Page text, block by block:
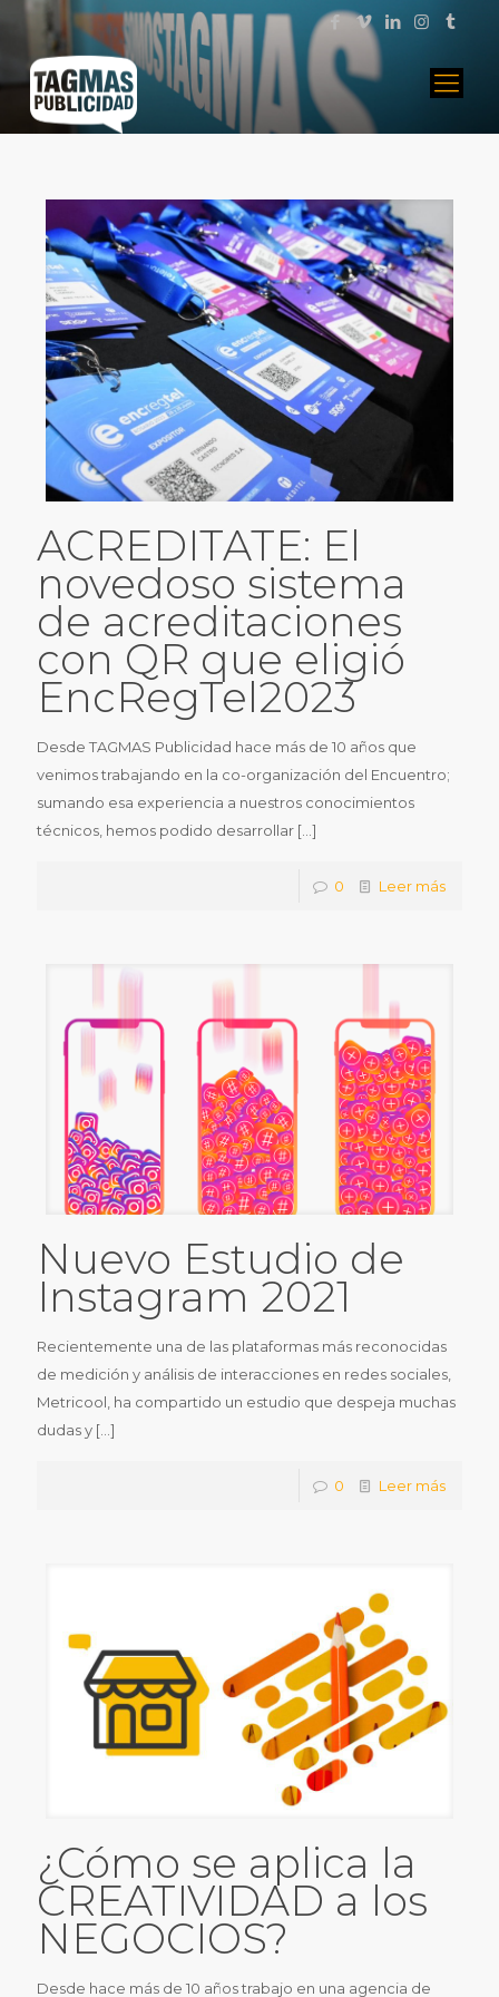
ACREDITATE: El
novedoso sistema
de acreditaciones
con QR que eligió
EncRegTel2023
Desde TAGMAS Publicidad hace más de 10 años que
venimos trabajando en la co-organización del Encuentro;
sumando esa experiencia a nuestros conocimientos
técnicos, hemos podido desarrollar […]
0 Leer más
Nuevo Estudio de
Instagram 2021
Recientemente una de las plataformas más reconocidas
de medición y análisis de interacciones en redes sociales,
Metricool, ha compartido un estudio que despeja muchas
dudas y […]
0 Leer más
¿Cómo se aplica la
CREATIVIDAD a los
NEGOCIOS?
Desde hace más de 10 años trabajo en una agencia de